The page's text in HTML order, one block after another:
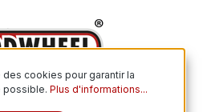
des cookies pour garantir la
possible. Plus d'informations...